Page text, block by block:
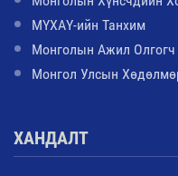
МҮХАҮ-ийн Танхим
Монголын Ажил
Монгол Улсын
ХАНДАЛТ